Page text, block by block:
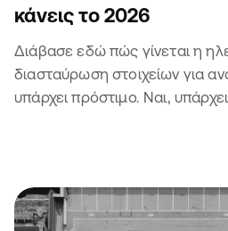
κάνεις το 2026
Διάβασε εδώ πώς γίνεται η
διασταύρωση στοιχείων για
υπάρχει πρόστιμο. Ναι,